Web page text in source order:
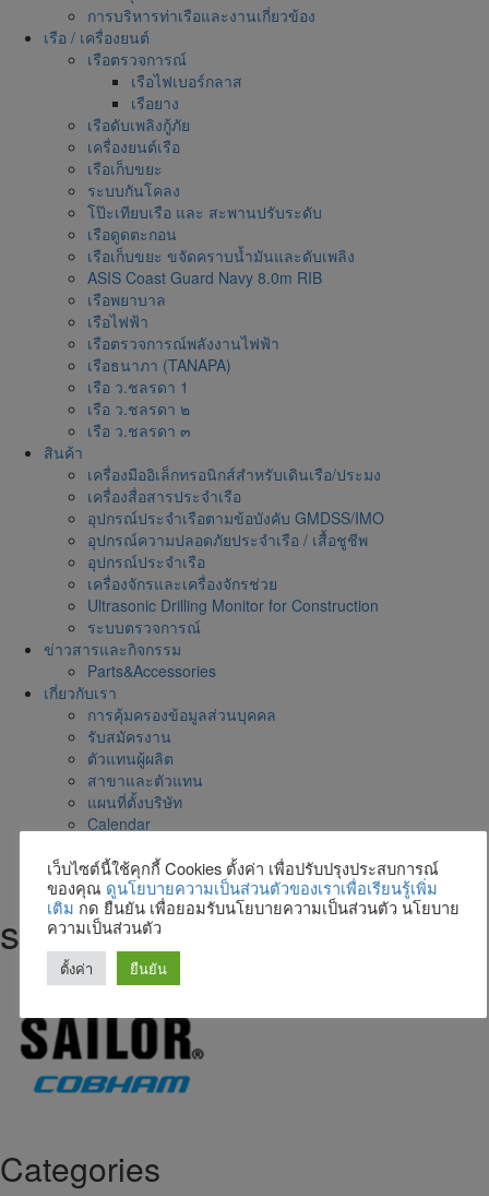
การบริหารท่าเรือและงานเกี่ยวข้อง
เรือ / เครื่องยนต์
เรือตรวจการณ์
เรือไฟเบอร์กลาส
เรือยาง
เรือดับเพลิงกู้ภัย
เครื่องยนต์เรือ
เรือเก็บขยะ
ระบบกันโคลง
โป๊ะเทียบเรือ และ สะพานปรับระดับ
เรือดูดตะกอน
เรือเก็บขยะ ขจัดคราบน้ำมันและดับเพลิง
ASIS Coast Guard Navy 8.0m RIB
เรือพยาบาล
เรือไฟฟ้า
เรือตรวจการณ์พลังงานไฟฟ้า
เรือธนาภา (TANAPA)
เรือ ว.ชลรดา 1
เรือ ว.ชลรดา ๒
เรือ ว.ชลรดา ๓
สินค้า
เครื่องมืออิเล็กทรอนิกส์สำหรับเดินเรือ/ประมง
เครื่องสื่อสารประจำเรือ
อุปกรณ์ประจำเรือตามข้อบังคับ GMDSS/IMO
อุปกรณ์ความปลอดภัยประจำเรือ / เสื้อชูชีพ
อุปกรณ์ประจำเรือ
เครื่องจักรและเครื่องจักรช่วย
Ultrasonic Drilling Monitor for Construction
ระบบตรวจการณ์
ข่าวสารและกิจกรรม
Parts&Accessories
เกี่ยวกับเรา
การคุ้มครองข้อมูลส่วนบุคคล
รับสมัครงาน
ตัวแทนผู้ผลิต
สาขาและตัวแทน
แผนที่ตั้งบริษัท
Calendar
ติดต่อเรา
sailor
Categories
เว็บไซต์นี้ใช้คุกกี้ Cookies ตั้งค่า เพื่อปรับปรุงประสบการณ์
ของคุณ ดูนโยบายความเป็นส่วนตัวของเราเพื่อเรียนรู้เพิ่ม
เติม กด ยืนยัน เพื่อยอมรับนโยบายความเป็นส่วนตัว นโยบาย
ความเป็นส่วนตัว
ตั้งค่า ยืนยัน